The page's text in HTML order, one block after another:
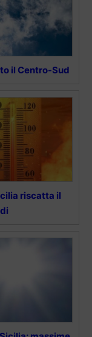
il Centro-Sud
riscatta il